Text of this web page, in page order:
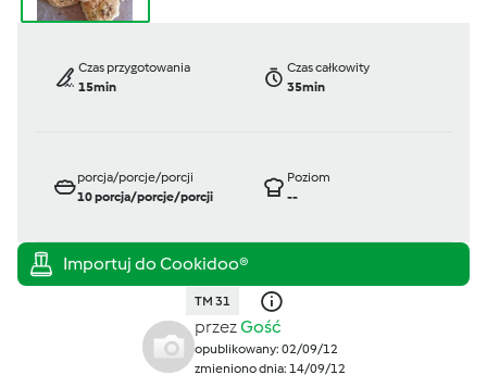
Czas przygotowania
15min
Czas całkowity
35min
porcja/porcje/porcji
10porcja/porcje/porcji
Poziom
--
TM 31
przezGość
opublikowany: 02/09/12
zmieniono dnia: 14/09/12